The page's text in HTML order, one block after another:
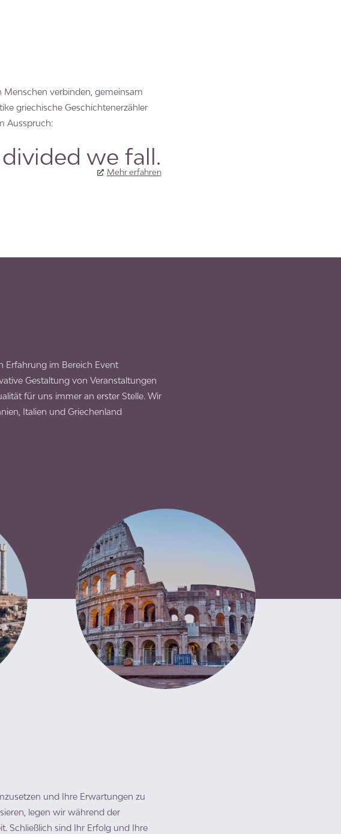
verbinden, gemeinsam
griechische Geschichtenerzähler
Ausspruch:
we fall.
Mehr erfahren
Erfahrung im Bereich Event
Gestaltung von Veranstaltungen
für uns immer an erster Stelle. Wir
Italien und Griechenland
und Ihre Erwartungen zu
legen wir während der
Schließlich sind Ihr Erfolg und Ihre